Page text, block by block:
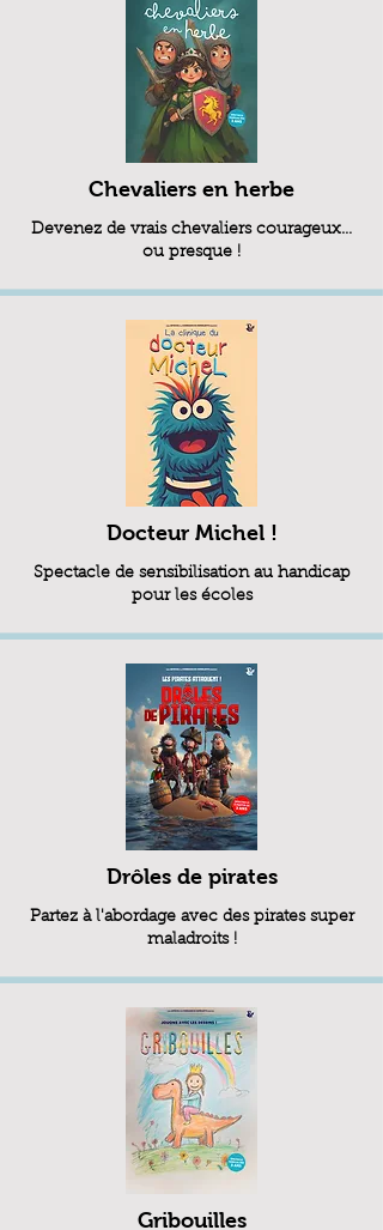
Chevaliers en herbe
Devenez de vrais chevaliers courageux…
ou presque !
Docteur Michel !
Spectacle de sensibilisation au handicap
pour les écoles
Drôles de pirates
Partez à l'abordage avec des pirates super
maladroits !
Gribouilles